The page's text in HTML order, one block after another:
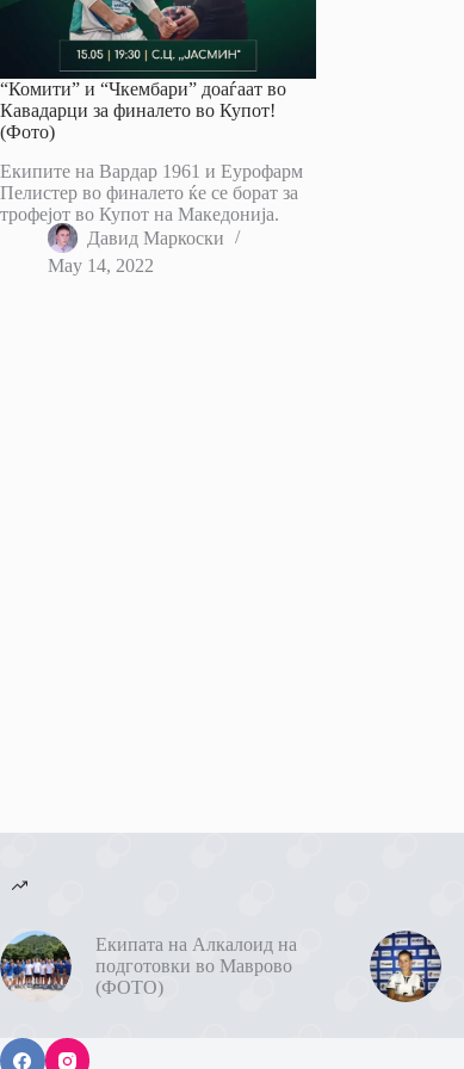
“Комити” и “Чкембари” доаѓаат во
Кавадарци за финалето во Купот!
(Фото)
Екипите на Вардар 1961 и Еурофарм
Пелистер во финалето ќе се борат за
трофејот во Купот на Македонија.
Давид Маркоски
May 14, 2022
Екипата на Алкалоид на
подготовки во Маврово
(ФОТО)